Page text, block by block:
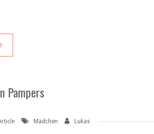
Pampers
Mädchen Lukas